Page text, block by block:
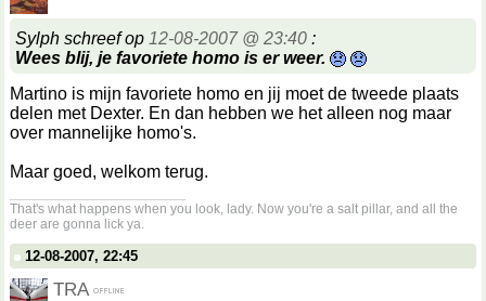
Sylph schreef op 12-08-2007 @ 23:40 :
Wees blij, je favoriete homo is er weer.
Martino is mijn favoriete homo en jij moet de tweede plaats
delen met Dexter. En dan hebben we het alleen nog maar
over mannelijke homo's.
Maar goed, welkom terug.
That's what happens when you look, lady. Now you're a salt pillar, and all the
deer are gonna lick ya.
12-08-2007, 22:45
TRA